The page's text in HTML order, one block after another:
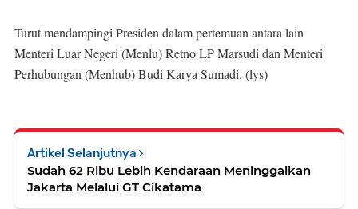
Turut mendampingi Presiden dalam pertemuan antara lain
Menteri Luar Negeri (Menlu) Retno LP Marsudi dan Menteri
Perhubungan (Menhub) Budi Karya Sumadi. (lys)
Artikel Selanjutnya
Sudah 62 Ribu Lebih Kendaraan Meninggalkan
Jakarta Melalui GT Cikatama